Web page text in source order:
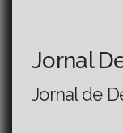
Jornal
Jornal de